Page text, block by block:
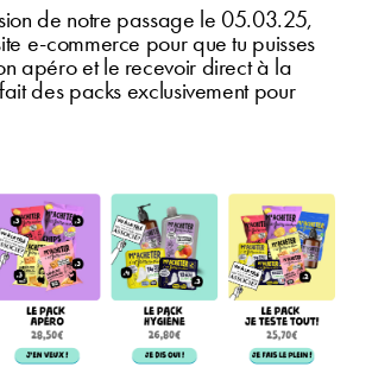
de notre passage le 05.03.25,
e-commerce pour que tu puisses
apéro et le recevoir direct à la
des packs exclusivement pour